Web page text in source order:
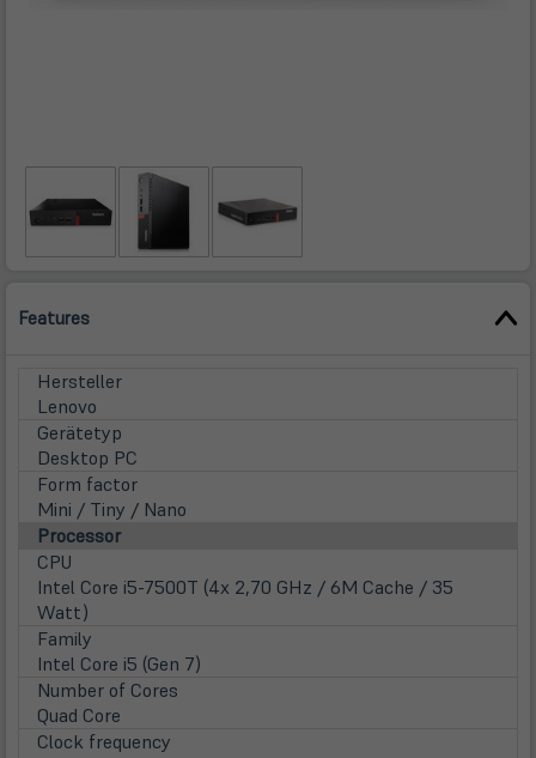
Features
Hersteller
Lenovo
Gerätetyp
Desktop PC
Form factor
Mini / Tiny / Nano
Processor
CPU
Intel Core i5-7500T (4x 2,70 GHz / 6M Cache / 35
Watt)
Family
Intel Core i5 (Gen 7)
Number of Cores
Quad Core
Clock frequency